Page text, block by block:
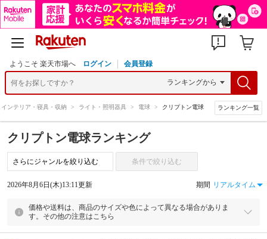
ようこそ 楽天市場へ ログイン 会員登録
インテリア・寝具・収納 > ライト・照明器具 > 電球 > クリプトン電球 ランキング一覧
クリプトン電球ランキング
条件で絞り込む
2026年8月6日(木)13:11更新 期間
価格や送料は、商品のサイズや色によって異なる場合がありま
す。その他の注意はこちら